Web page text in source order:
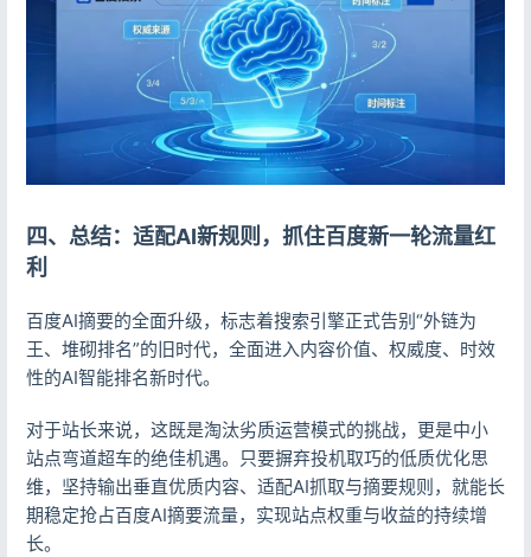
四、总结：适配AI新规则，抓住百度新一轮流量红
利
百度AI摘要的全面升级，标志着搜索引擎正式告别“外链为
王、堆砌排名”的旧时代，全面进入内容价值、权威度、时效
性的AI智能排名新时代。
对于站长来说，这既是淘汰劣质运营模式的挑战，更是中小
站点弯道超车的绝佳机遇。只要摒弃投机取巧的低质优化思
维，坚持输出垂直优质内容、适配AI抓取与摘要规则，就能长
期稳定抢占百度AI摘要流量，实现站点权重与收益的持续增
长。